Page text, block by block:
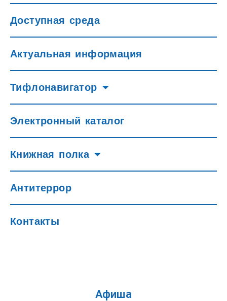
Доступная среда
Актуальная информация
Тифлонавигатор
Электронный каталог
Книжная полка
Антитеррор
Контакты
Афиша